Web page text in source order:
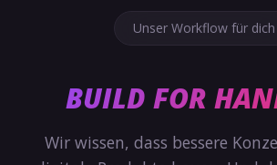
Unser Workflow für dich
BUILD FOR
Wir wissen, dass bessere